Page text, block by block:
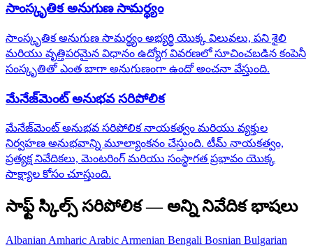
సాంస్కృతిక అనుగుణ సామర్థ్యం
సాంస్కృతిక అనుగుణ సామర్థ్యం అభ్యర్థి యొక్క విలువలు, పని శైలి
మరియు వృత్తిపరమైన విధానం ఉద్యోగ వివరణలో సూచించబడిన కంపెనీ
సంస్కృతితో ఎంత బాగా అనుగుణంగా ఉందో అంచనా వేస్తుంది.
మేనేజ్‌మెంట్ అనుభవ సరిపోలిక
మేనేజ్‌మెంట్ అనుభవ సరిపోలిక నాయకత్వం మరియు వ్యక్తుల
నిర్వహణ అనుభవాన్ని మూల్యాంకనం చేస్తుంది. టీమ్ నాయకత్వం,
ప్రత్యక్ష నివేదికలు, మెంటరింగ్ మరియు సంస్థాగత ప్రభావం యొక్క
సాక్ష్యాల కోసం చూస్తుంది.
సాఫ్ట్ స్కిల్స్ సరిపోలిక — అన్ని నివేదిక భాషలు
Albanian Amharic Arabic Armenian Bengali Bosnian Bulgarian